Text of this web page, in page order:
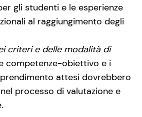
gli studenti e le esperienze
al raggiungimento degli
criteri e delle modalità di
competenze-obiettivo e i
attesi dovrebbero
processo di valutazione e